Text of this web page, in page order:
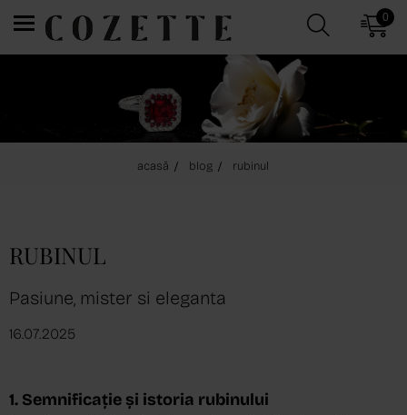
0
acasă blog rubinul
RUBINUL
Pasiune, mister si eleganta
16.07.2025
1. Semnificație și istoria rubinului